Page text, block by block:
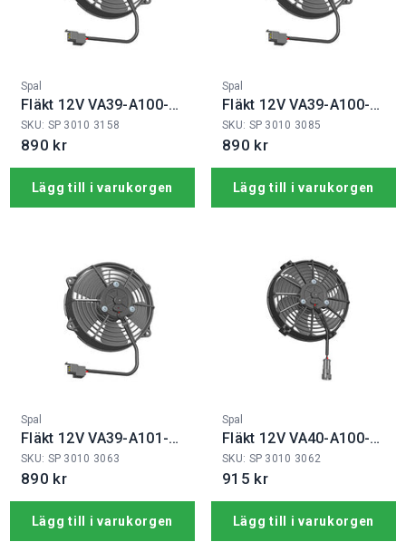
Fabrikat:
Spal
Fläkt 12V VA39-A100-
45S
SKU: SP 3010 3158
890 kr
Lägg till i varukorgen
Fabrikat:
Spal
Fläkt 12V VA39-A100-
45A
SKU: SP 3010 3085
890 kr
Lägg till i varukorgen
Fabrikat:
Spal
Fläkt 12V VA39-A101-
45A
SKU: SP 3010 3063
890 kr
Lägg till i varukorgen
Fabrikat:
Spal
Fläkt 12V VA40-A100-
76A
SKU: SP 3010 3062
915 kr
Lägg till i varukorgen